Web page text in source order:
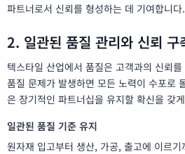
파트너로서 신뢰를 형성하는 데 기여합니다.
2. 일관된 품질 관리와 신뢰 구
텍스타일 산업에서 품질은 고객과의 신뢰
품질 문제가 발생하면 모든 노력이 수포로
은 장기적인 파트너십을 유지할 확신을 갖
일관된 품질 기준 유지
원자재 입고부터 생산, 가공, 출고에 이르